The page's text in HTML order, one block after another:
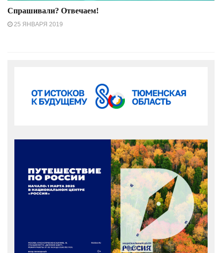
Спрашивали? Отвечаем!
25 ЯНВАРЯ 2019